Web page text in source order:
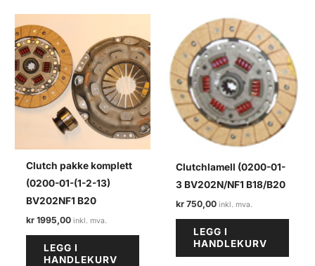
Clutch pakke komplett
(0200-01-(1-2-13)
BV202NF1 B20
kr 1995,00
LEGG I
HANDLEKURV
Clutchlamell (0200-01-
3 BV202N/NF1 B18/B20
kr 750,00
LEGG I
HANDLEKURV